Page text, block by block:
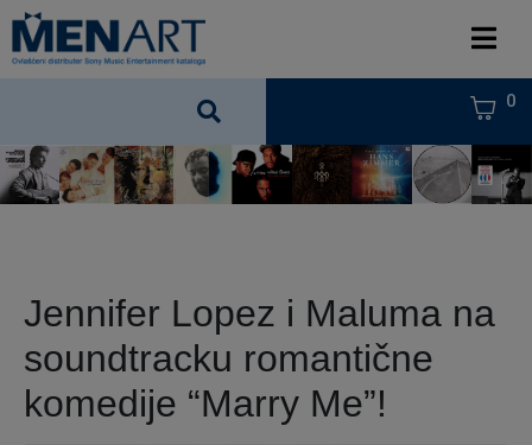
0
Jennifer Lopez i Maluma na
soundtracku romantične
komedije “Marry Me”!